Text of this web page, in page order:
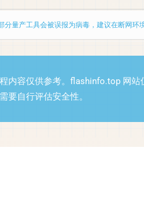
分量产工具会被误报为病毒，建议在断网环
内容仅供参考。flashinfo.top 网
要自行评估安全性。